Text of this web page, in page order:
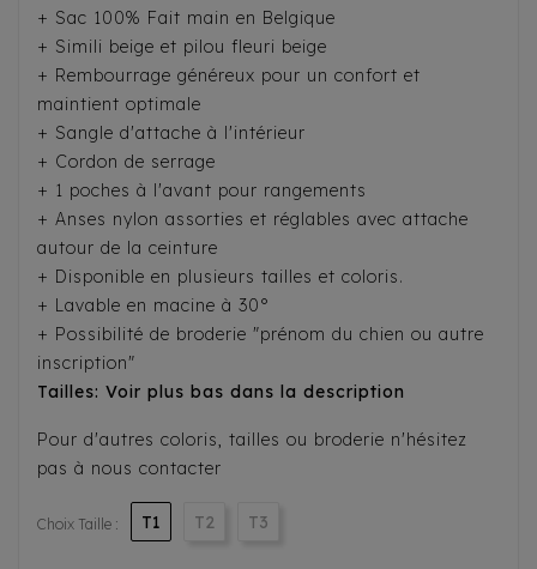
+ Sac 100% Fait main en Belgique
+ Simili beige et pilou fleuri beige
+ Rembourrage généreux pour un confort et
maintient optimale
+ Sangle d'attache à l'intérieur
+ Cordon de serrage
+ 1 poches à l'avant pour rangements
+ Anses nylon assorties et réglables avec attache
autour de la ceinture
+ Disponible en plusieurs tailles et coloris.
+ Lavable en macine à 30°
+ Possibilité de broderie "prénom du chien ou autre
inscription"
Tailles: Voir plus bas dans la description
Pour d'autres coloris, tailles ou broderie n'hésitez
pas à nous contacter
Choix Taille : T1 T2 T3